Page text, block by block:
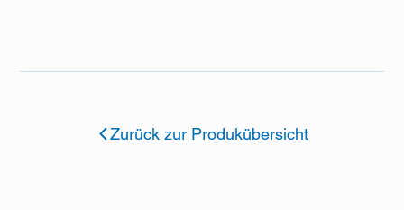
Zurück zur Produkübersicht